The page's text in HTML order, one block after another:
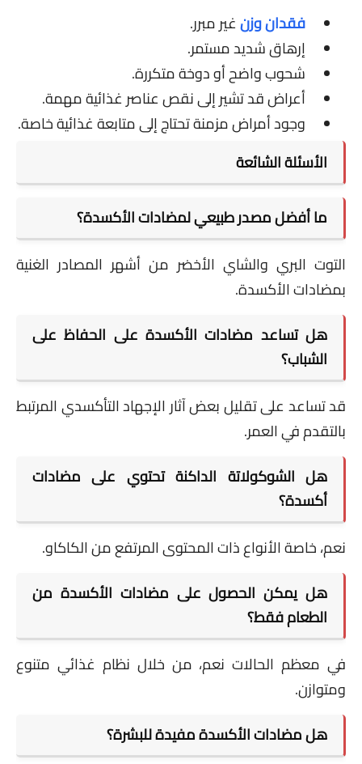
فقدان وزنغير مبرر.
إرهاق شديد مستمر.
شحوب واضح أو دوخة متكررة.
أعراض قد تشير إلى نقص عناصر غذائية مهمة.
وجود أمراض مزمنة تحتاج إلى متابعة غذائية خاصة.
الأسئلة الشائعة
ما أفضل مصدر طبيعي لمضادات الأكسدة؟
التوت البري والشاي الأخضر من أشهر المصادر الغنية
بمضادات الأكسدة.
هل تساعد مضادات الأكسدة على الحفاظ على
الشباب؟
قد تساعد على تقليل بعض آثار الإجهاد التأكسدي المرتبط
بالتقدم في العمر.
هل الشوكولاتة الداكنة تحتوي على مضادات
أكسدة؟
نعم، خاصة الأنواع ذات المحتوى المرتفع من الكاكاو.
هل يمكن الحصول على مضادات الأكسدة من
الطعام فقط؟
في معظم الحالات نعم، من خلال نظام غذائي متنوع
ومتوازن.
هل مضادات الأكسدة مفيدة للبشرة؟